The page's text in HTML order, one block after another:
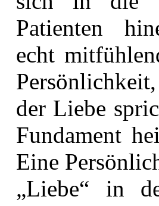
Patienten
echt
der Liebe
Fundament
Eine
„Liebe“ in